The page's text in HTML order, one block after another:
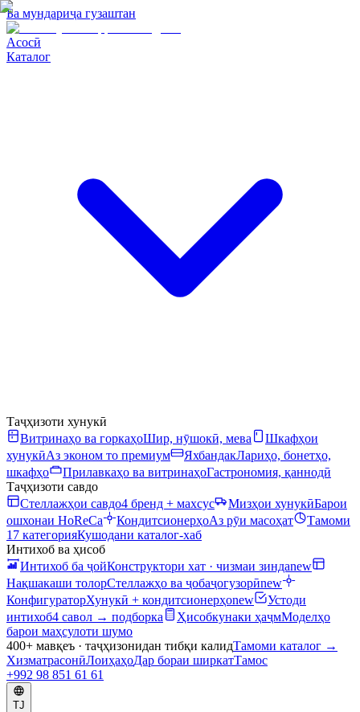
Ба мундариҷа гузаштан
Асосӣ
Каталог
Таҷҳизоти хунукӣ
Витринаҳо ва горкаҳоШир, нӯшокӣ, мева
Шкафҳои
хунукӣАз эконом то премиум ЯхбандакЛариҳо, бонетҳо,
шкафҳо
Прилавкаҳо ва витринаҳоГастрономия, қаннодӣ
Таҷҳизоти савдо
Стеллажҳои савдо4 бренд + махсус Мизҳои хунукӣБарои
ошхонаи HoReCa
КондитсионерҳоАз рӯи масоҳат
Тамоми
17 категорияКушодани каталог-хаб
Интихоб ва ҳисоб
Интихоб ба ҷойКонструктори хат · чизмаи зиндаnew
Нақшакаши толорСтеллажҳо ва ҷобаҷогузорӣnew
КонфигураторХунукӣ + кондитсионерҳоnew
Устоди
интихоб4 савол → подборка Ҳисобкунаки ҳаҷмМоделҳо
барои маҳсулоти шумо
400+ мавқеъ · таҷҳизонидан тибқи калидТамоми каталог →
ХизматрасонӣЛоиҳаҳоДар бораи ширкатТамос
+992 98 851 61 61
TJ